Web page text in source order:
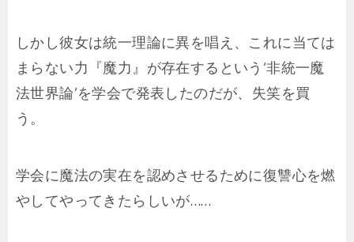
しかし彼女は統一理論に異を唱え、これに当ては
まらない力『魔力』が存在するという‘非統一魔
法世界論’を学会で発表したのだが、失笑を買
う。
学会に魔法の実在を認めさせるために復讐心を燃
やしてやってきたらしいが……